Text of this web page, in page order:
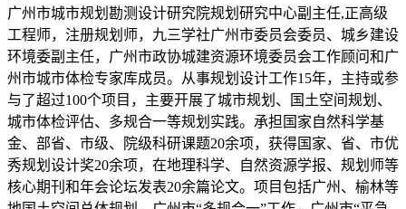
广州市城市规划勘测设计研究院规划研究中心副主任,正高级
工程师，注册规划师，九三学社广州市委员会委员、城乡建设
环境委副主任，广州市政协城建资源环境委员会工作顾问和广
州市城市体检专家库成员。从事规划设计工作15年，主持或参
与了超过100个项目，主要开展了城市规划、国土空间规划、
城市体检评估、多规合一等规划实践。承担国家自然科学基
金、部省、市级、院级科研课题20余项，获得国家、省、市优
秀规划设计奖20余项，在地理科学、自然资源学报、规划师等
核心期刊和年会论坛发表20余篇论文。项目包括广州、榆林等